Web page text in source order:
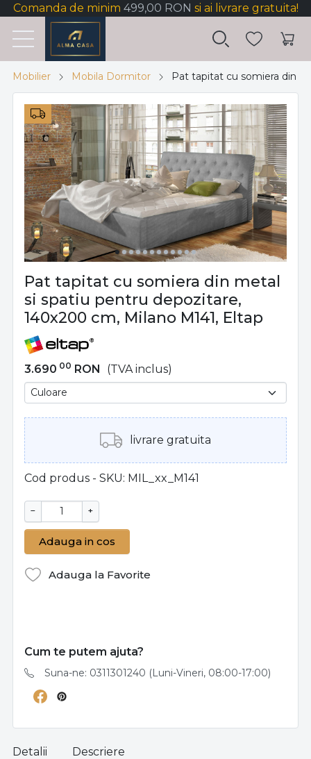
Comanda de minim 499,00 RON si ai livrare gratuita!
Mobilier Mobila Dormitor Pat tapitat cu somiera din
Pat tapitat cu somiera din metal
si spatiu pentru depozitare,
140x200 cm, Milano M141, Eltap
3.690 00 RON (TVA inclus)
livrare gratuita
Cod produs - SKU MIL_xx_M141
− +
Adauga in cos
Adauga la Favorite
Cum te putem ajuta?
Suna-ne: 0311301240 (Luni-Vineri, 08:00-17:00)
Detalii Descriere